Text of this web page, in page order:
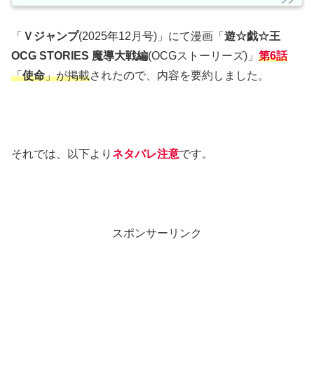
「 Ｖジャンプ(2025年12月号)」にて漫画「 遊☆戯☆王
OCG STORIES 魔導大戦編(OCGストーリーズ)」 第6話
「使命」が掲載されたので、内容を要約しました。
それでは、以下より ネタバレ注意です。
スポンサーリンク